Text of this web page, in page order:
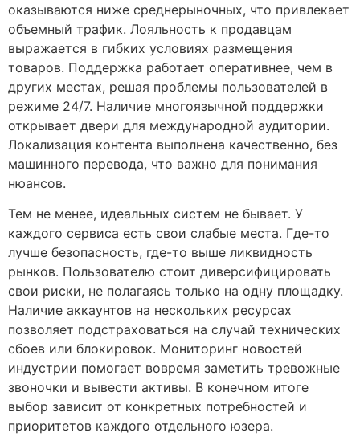
оказываются ниже среднерыночных, что привлекает
объемный трафик. Лояльность к продавцам
выражается в гибких условиях размещения
товаров. Поддержка работает оперативнее, чем в
других местах, решая проблемы пользователей в
режиме 24/7. Наличие многоязычной поддержки
открывает двери для международной аудитории.
Локализация контента выполнена качественно, без
машинного перевода, что важно для понимания
нюансов.
Тем не менее, идеальных систем не бывает. У
каждого сервиса есть свои слабые места. Где-то
лучше безопасность, где-то выше ликвидность
рынков. Пользователю стоит диверсифицировать
свои риски, не полагаясь только на одну площадку.
Наличие аккаунтов на нескольких ресурсах
позволяет подстраховаться на случай технических
сбоев или блокировок. Мониторинг новостей
индустрии помогает вовремя заметить тревожные
звоночки и вывести активы. В конечном итоге
выбор зависит от конкретных потребностей и
приоритетов каждого отдельного юзера.